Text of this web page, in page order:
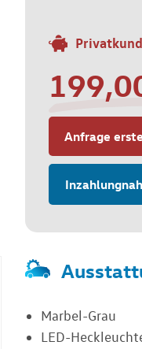
Anfrage
Marbel-Grau
LED-